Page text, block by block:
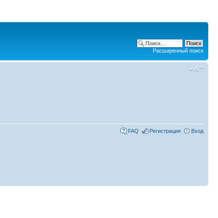
Расширенный поиск
FAQ Регистрация Вход